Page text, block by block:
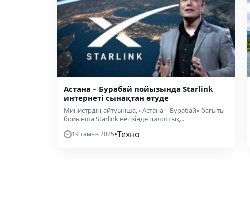
Астана – Бурабай пойызында Starlink
интернеті сынақтан өтуде
Министрдің айтуынша, «Астана – Бурабай» бағыты
бойынша Starlink негізінде пилоттық...
19 тамыз 2025•Техно